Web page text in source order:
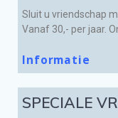
Sluit u vriendschap
Vanaf 30,- per jaar.
Informatie
SPECIALE